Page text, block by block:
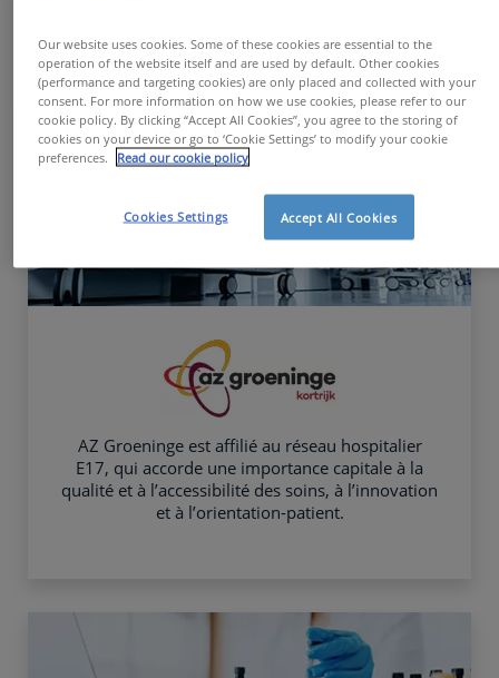
AZ Groeninge est affilié au réseau hospitalier
E17, qui accorde une importance capitale à la
qualité et à l’accessibilité des soins, à l’innovation
et à l’orientation-patient.
Our website uses cookies. Some of these cookies are essential to the
operation of the website itself and are used by default. Other cookies
(performance and targeting cookies) are only placed and collected with your
consent. For more information on how we use cookies, please refer to our
cookie policy. By clicking “Accept All Cookies”, you agree to the storing of
cookies on your device or go to ‘Cookie Settings’ to modify your cookie
preferences.
Read our cookie policy
Accept All Cookies
Cookies Settings